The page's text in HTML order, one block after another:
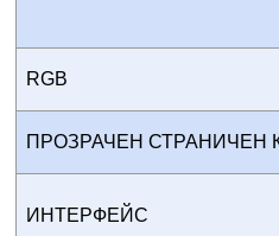
RGB
ПРОЗРАЧЕН СТРАНИЧЕН
ИНТЕРФЕЙС